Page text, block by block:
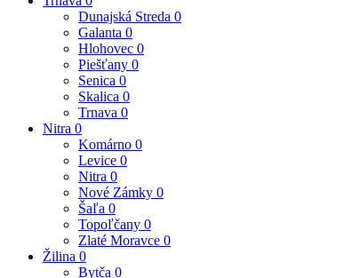
Dunajská Streda 0
Galanta 0
Hlohovec 0
Piešťany 0
Senica 0
Skalica 0
Trnava 0
Nitra 0
Komárno 0
Levice 0
Nitra 0
Nové Zámky 0
Šaľa 0
Topoľčany 0
Zlaté Moravce 0
Žilina 0
Bytča 0